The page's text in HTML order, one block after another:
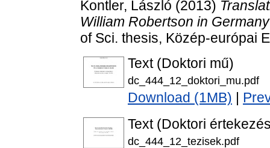
Kontler, László (2013)
William Robertson in
of Sci. thesis, Közép-európai
Text (Doktori mű)
dc_444_12_doktori_mu.pdf
Download (1MB)
Text (Doktori
dc_444_12_tezisek.pdf